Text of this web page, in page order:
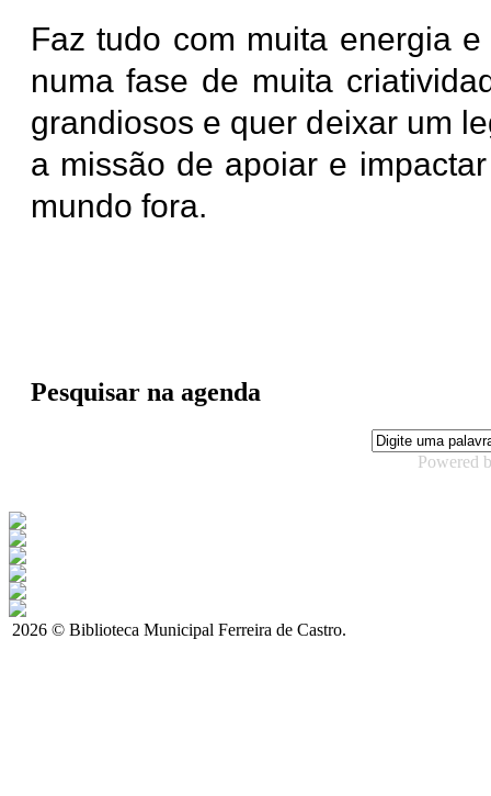
Faz tudo com muita energia
numa fase de muita
grandiosos e quer deixar um
a missão de apoiar e
mundo fora.
Pesquisar na agenda
Powered
2026 © Biblioteca Municipal Ferreira de Castro.